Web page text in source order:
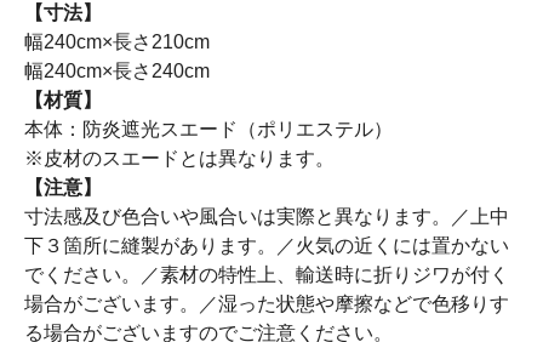
【寸法】
幅240cm×長さ210cm
幅240cm×長さ240cm
【材質】
本体：防炎遮光スエード（ポリエステル）
※皮材のスエードとは異なります。
【注意】
寸法感及び色合いや風合いは実際と異なります。／上中
下３箇所に縫製があります。／火気の近くには置かない
でください。／素材の特性上、輸送時に折りジワが付く
場合がございます。／湿った状態や摩擦などで色移りす
る場合がございますのでご注意ください。